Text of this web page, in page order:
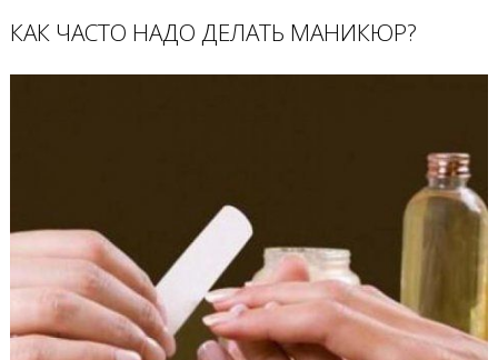
КАК ЧАСТО НАДО ДЕЛАТЬ МАНИКЮР?